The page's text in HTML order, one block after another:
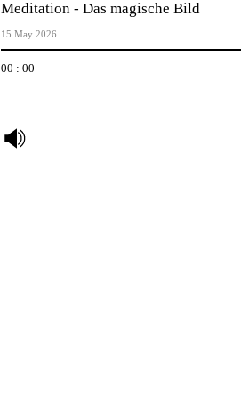
Meditation - Das magische Bild
15 May 2026
00 : 00